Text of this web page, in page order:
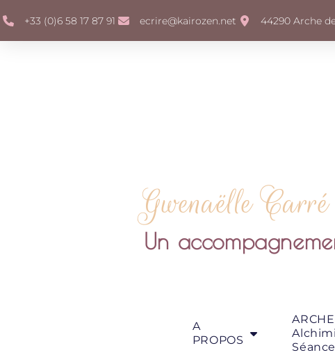
+33 (0)6 58 17 87 91 ecrire@kairozen.net 44290 Arche
Gwenaëlle
Un
A
PROPOS
ARCHE